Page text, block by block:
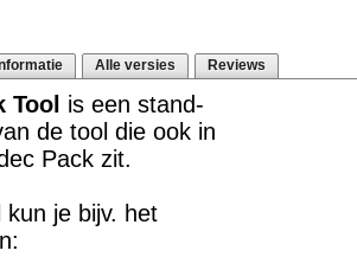
Alle versies Reviews
Tool is een stand-
de tool die ook in
Pack zit.
je bijv. het